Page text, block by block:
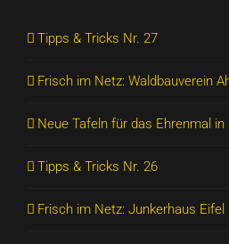
Tipps & Tricks Nr. 27
Frisch im Netz: Waldbauverein
Neue Tafeln für das Ehrenmal in
Tipps & Tricks Nr. 26
Frisch im Netz: Junkerhaus Eifel